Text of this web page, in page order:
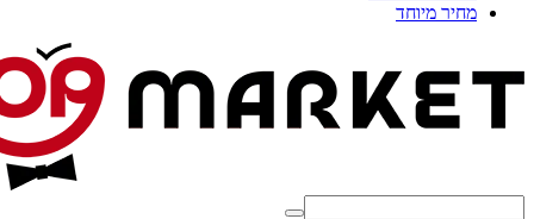
מחיר מיוחד